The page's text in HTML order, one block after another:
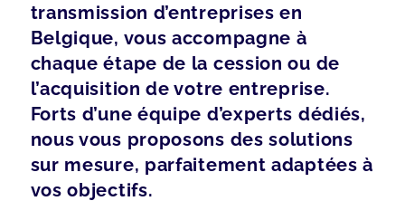
transmission d’entreprises en
Belgique, vous accompagne à
chaque étape de la cession ou de
l’acquisition de votre entreprise.
Forts d’une équipe d’experts dédiés,
nous vous proposons des solutions
sur mesure, parfaitement adaptées à
vos objectifs.